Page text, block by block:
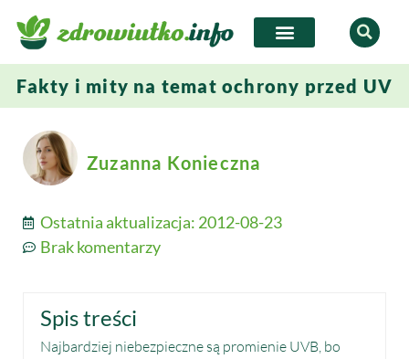
Fakty i mity na temat ochrony przed UV
Zuzanna Konieczna
Ostatnia aktualizacja: 2012-08-23
Brak komentarzy
Spis treści
Najbardziej niebezpieczne są promienie UVB, bo